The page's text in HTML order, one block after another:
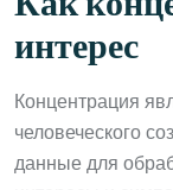
интерес
Концентрация
человеческого
данные для